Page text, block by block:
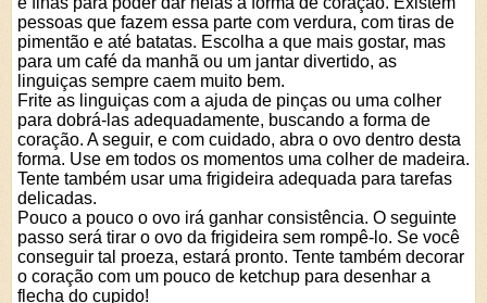
pessoas que fazem essa parte com verdura, com tiras de
pimentão e até batatas. Escolha a que mais gostar, mas
para um café da manhã ou um jantar divertido, as
linguiças sempre caem muito bem.
Frite as linguiças com a ajuda de pinças ou uma colher
para dobrá-las adequadamente, buscando a forma de
coração. A seguir, e com cuidado, abra o ovo dentro desta
forma. Use em todos os momentos uma colher de madeira.
Tente também usar uma frigideira adequada para tarefas
delicadas.
Pouco a pouco o ovo irá ganhar consistência. O seguinte
passo será tirar o ovo da frigideira sem rompê-lo. Se você
conseguir tal proeza, estará pronto. Tente também decorar
o coração com um pouco de ketchup para desenhar a
flecha do cupido!